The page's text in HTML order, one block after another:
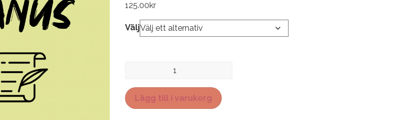
125.00kr
Välj
musketörerna
mängd
Lägg till i varukorg